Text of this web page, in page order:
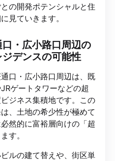
の開発ポテンシャルと住
見ていきます。
口・広小路口周辺の
デンスの可能性
口・広小路口周辺は、既
ゲートタワーなどの超
ジネス集積地です。この
、土地の希少性が極めて
然的に富裕層向けの「超
す。
ルの建て替えや、街区単